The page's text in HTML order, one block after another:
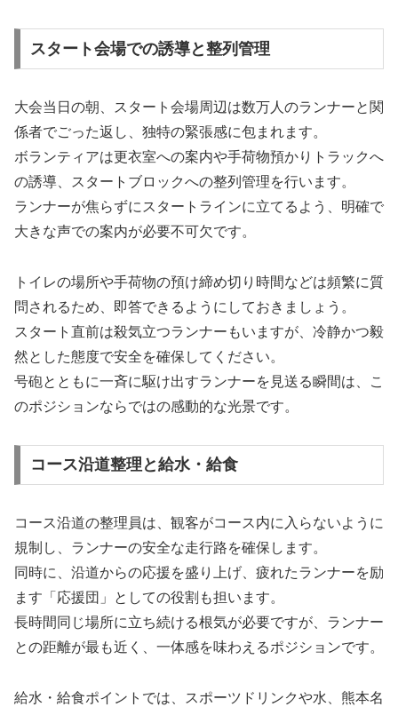
スタート会場での誘導と整列管理
大会当日の朝、スタート会場周辺は数万人のランナーと関
係者でごった返し、独特の緊張感に包まれます。
ボランティアは更衣室への案内や手荷物預かりトラックへ
の誘導、スタートブロックへの整列管理を行います。
ランナーが焦らずにスタートラインに立てるよう、明確で
大きな声での案内が必要不可欠です。
トイレの場所や手荷物の預け締め切り時間などは頻繁に質
問されるため、即答できるようにしておきましょう。
スタート直前は殺気立つランナーもいますが、冷静かつ毅
然とした態度で安全を確保してください。
号砲とともに一斉に駆け出すランナーを見送る瞬間は、こ
のポジションならではの感動的な光景です。
コース沿道整理と給水・給食
コース沿道の整理員は、観客がコース内に入らないように
規制し、ランナーの安全な走行路を確保します。
同時に、沿道からの応援を盛り上げ、疲れたランナーを励
ます「応援団」としての役割も担います。
長時間同じ場所に立ち続ける根気が必要ですが、ランナー
との距離が最も近く、一体感を味わえるポジションです。
給水・給食ポイントでは、スポーツドリンクや水、熊本名